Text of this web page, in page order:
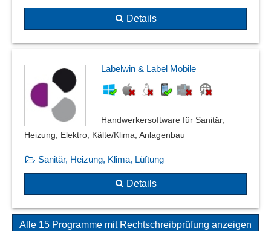
Details
Labelwin & Label Mobile
Handwerkersoftware für Sanitär,
Heizung, Elektro, Kälte/Klima, Anlagenbau
Sanitär, Heizung, Klima, Lüftung
Details
Alle 15 Programme mit Rechtschreibprüfung anzeigen